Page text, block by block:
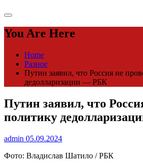
You Are Here
Home
Разное
Путин заявил, что Россия не
дедолларизации — РБК
Путин заявил, что
политику
admin 05.09.2024
Фото: Владислав Шатило / РБК